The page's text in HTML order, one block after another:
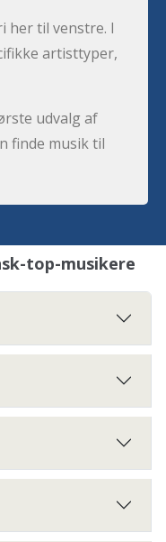
her til venstre. I
artisttyper,
udvalg af
finde musik til
top-musikere